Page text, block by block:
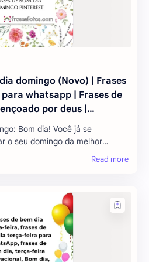
domingo (Novo) | Frases
whatsapp | Frases de
por deus |
dia domingo pinterest
Bom dia! Você já se
o seu domingo da melhor
aqui para ajudar! Neste
algumas frase